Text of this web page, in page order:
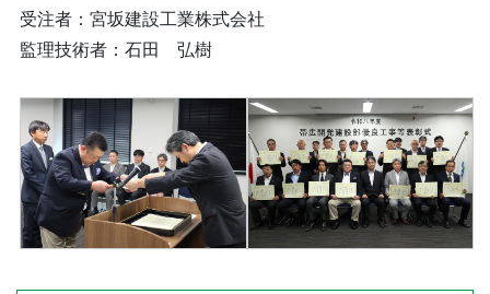
受注者：宮坂建設工業株式会社
監理技術者：石田 弘樹